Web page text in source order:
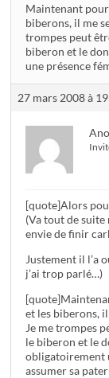
Maintenant pour
biberons, il me
trompes peut
biberon et le
une présence
27 mars 2008 à
[quote]Alors
(Va tout de suite
envie de finir
Justement il l’a
j’ai trop parlé…)
et les biberons,
Je me trompes
le biberon et le
obligatoirement
assumer sa